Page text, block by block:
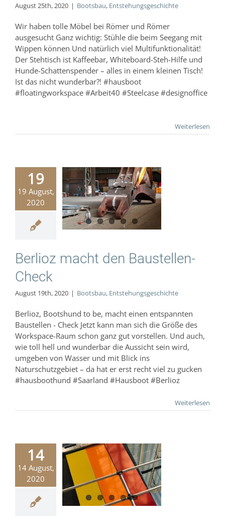
August 25th, 2020 | Bootsbau, Entstehungsgeschichte
Wir haben tolle Möbel bei Römer und Römer
ausgesucht Ganz wichtig: Stühle die beim Seegang mit
Wippen können Und natürlich viel Multifunktionalität!
Der Stehtisch ist Kaffeebar, Whiteboard-Steh-Hilfe und
Hunde-Schattenspender – alles in einem kleinen Tisch!
Ist das nicht wunderbar?! #hausboot
#floatingworkspace #Arbeit40 #Steelcase #designoffice
Weiterlesen
19
19 August,
2020
macht den
Check
Berlioz macht den Baustellen-
Check
August 19th, 2020 | Bootsbau, Entstehungsgeschichte
Berlioz, Bootshund to be, macht einen entspannten
Baustellen - Check Jetzt kann man sich die Größe des
Workspace-Raum schon ganz gut vorstellen. Und auch,
wie toll hell und wunderbar die Aussicht sein wird,
umgeben von Wasser und mit Blick ins
Naturschutzgebiet – da hat er erst recht viel zu gucken
#hausboothund #Saarland #Hausboot #Berlioz
Weiterlesen
14
14 August,
2020
bunt